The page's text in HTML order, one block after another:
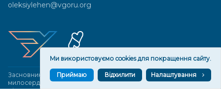
oleksiylehen@vgoru.org
Засновник медіа «Вгору» Благодійна організація «Фонд
милосердя та здоров'я», ознака неприбутковості - 0036 згідно з
рішенням № 17210346001335 від 06.12.2016 року. Код ЄДРПОУ:
Ми використовуємо cookies для покращення сайту.
Приймаю Відхилити Налаштування